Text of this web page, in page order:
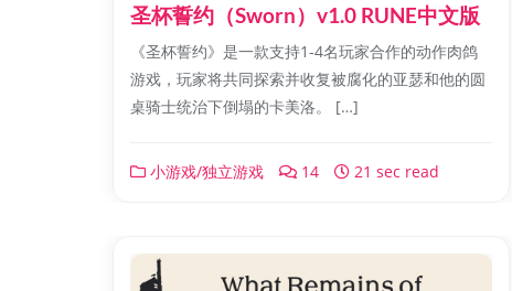
圣杯誓约（Sworn）v1.0 RUNE中文版
《圣杯誓约》是一款支持1-4名玩家合作的动作肉鸽
游戏，玩家将共同探索并收复被腐化的亚瑟和他的圆
桌骑士统治下倒塌的卡美洛。 […]
小游戏/独立游戏 14 21 sec read